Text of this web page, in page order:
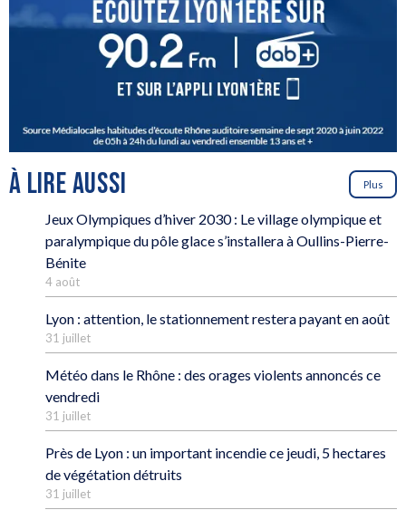
À LIRE AUSSI Plus
Jeux Olympiques d’hiver 2030 : Le village olympique et
paralympique du pôle glace s’installera à Oullins-Pierre-
Bénite
4 août
Lyon : attention, le stationnement restera payant en août
31 juillet
Météo dans le Rhône : des orages violents annoncés ce
vendredi
31 juillet
Près de Lyon : un important incendie ce jeudi, 5 hectares
de végétation détruits
31 juillet